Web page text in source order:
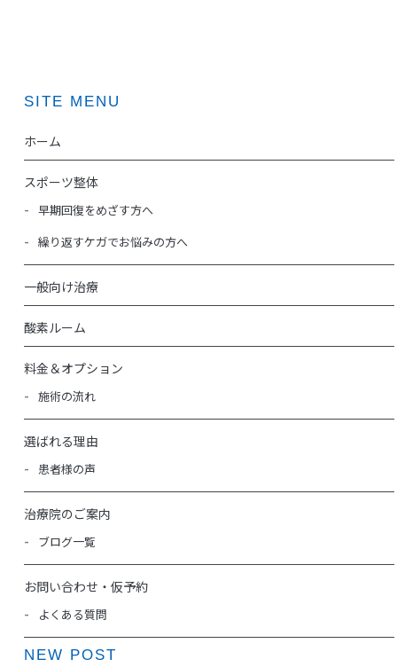
SITE MENU
ホーム
スポーツ整体
早期回復をめざす方へ
繰り返すケガでお悩みの方へ
一般向け治療
酸素ルーム
料金＆オプション
施術の流れ
選ばれる理由
患者様の声
治療院のご案内
ブログ一覧
お問い合わせ・仮予約
よくある質問
NEW POST